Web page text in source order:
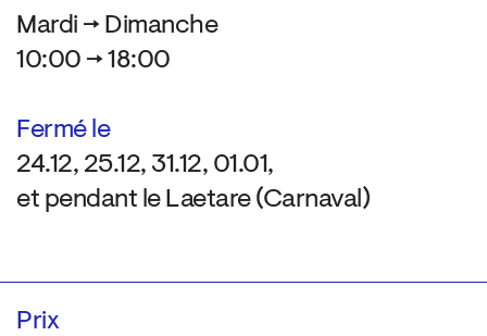
Mardi → Dimanche
10:00 → 18:00
Fermé le
24.12, 25.12, 31.12, 01.01,
et pendant le Laetare (Carnaval)
Prix